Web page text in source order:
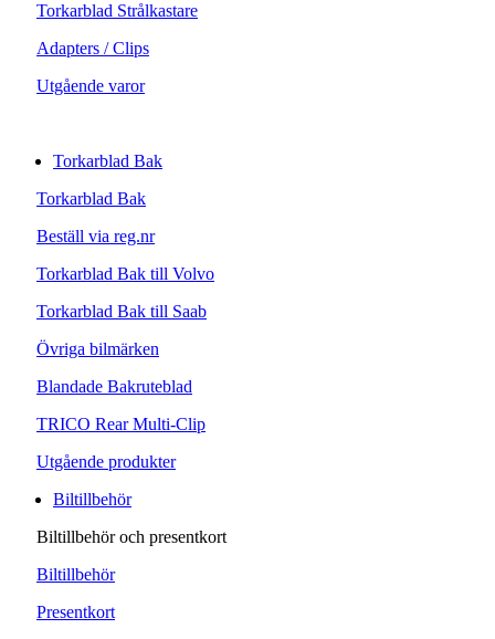
Torkarblad Strålkastare
Adapters / Clips
Utgående varor
Torkarblad Bak
Torkarblad Bak
Beställ via reg.nr
Torkarblad Bak till Volvo
Torkarblad Bak till Saab
Övriga bilmärken
Blandade Bakruteblad
TRICO Rear Multi-Clip
Utgående produkter
Biltillbehör
Biltillbehör och presentkort
Biltillbehör
Presentkort